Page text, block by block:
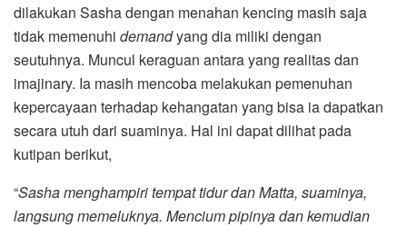
dilakukan Sasha dengan menahan kencing masih saja
tidak memenuhi demandyang dia miliki dengan
seutuhnya. Muncul keraguan antara yang realitas dan
imajinary. Ia masih mencoba melakukan pemenuhan
kepercayaan terhadap kehangatan yang bisa ia dapatkan
secara utuh dari suaminya. Hal ini dapat dilihat pada
kutipan berikut,
“Sasha menghampiri tempat tidur dan Matta, suaminya,
langsung memeluknya. Mencium pipinya dan kemudian